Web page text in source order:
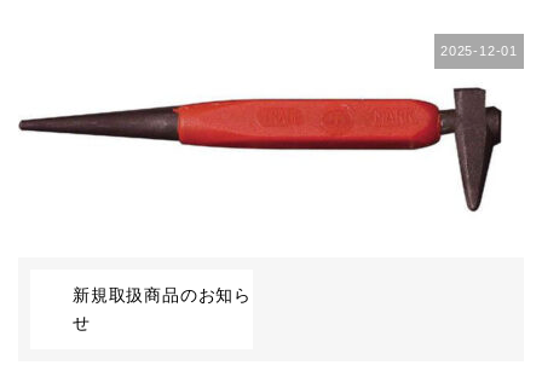
2025-12-01
新規取扱商品のお知ら
せ